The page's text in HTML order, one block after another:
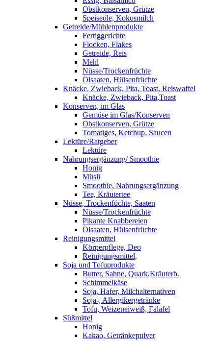
Obstkonserven, Grütze
Speiseöle, Kokosmilch
Getreide/Mühlenprodukte
Fertiggerichte
Flocken, Flakes
Getreide, Reis
Mehl
Nüsse/Trockenfrüchte
Ölsaaten, Hülsenfrüchte
Knäcke, Zwieback, Pita, Toast, Reiswaffel
Knäcke, Zwieback, Pita,Toast
Konserven, im Glas
Gemüse im Glas/Konserven
Obstkonserven, Grütze
Tomatiges, Ketchup, Saucen
Lektüre/Ratgeber
Lektüre
Nahrungsergänzung/ Smoothie
Honig
Müsli
Smoothie, Nahrungsergänzung
Tee, Kräutertee
Nüsse, Trockenfüchte, Saaten
Nüsse/Trockenfrüchte
Pikante Knabbereien
Ölsaaten, Hülsenfrüchte
Reinigungsmittel
Körperpflege, Deo
Reinigungsmittel,
Soja und Tofuprodukte
Butter, Sahne, Quark,Kräuterb.
Schimmelkäse
Soja, Hafer, Milchalternativen
Soja-, Allergikergetränke
Tofu, Weizeneiweiß, Falafel
Süßmittel
Honig
Kakao, Getränkepulver